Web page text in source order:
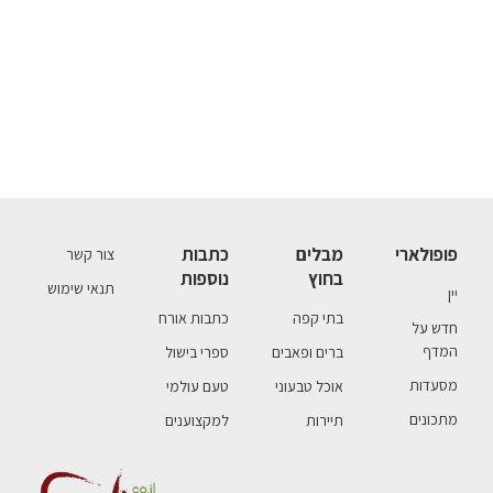
פופולארי
יין
חדש על
המדף
מסעדות
מתכונים
מבלים
בחוץ
בתי קפה
ברים ופאבים
אוכל טבעוני
תיירות
כתבות
נוספות
כתבות אורח
ספרי בישול
טעם עולמי
למקצוענים
צור קשר
תנאי שימוש